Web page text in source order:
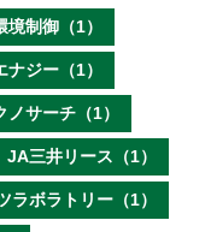
境制御（1）
ナジー（1）
ノサーチ（1）
JA三井リース（1）
ラボラトリー（1）